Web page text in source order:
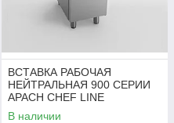
ВСТАВКА РАБОЧАЯ
НЕЙТРАЛЬНАЯ 900 СЕРИИ
APACH CHEF LINE
SLWT49DCS
В наличии